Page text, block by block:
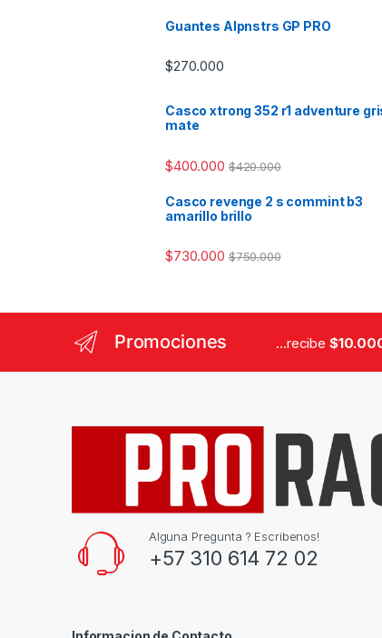
Guantes Alpnstrs GP PRO
$270.000
Casco xtrong 352 r1 adventure
mate
$400.000 $420.000
Casco revenge 2 s commint b3
amarillo brillo
$730.000 $750.000
Promociones ...recibe
Alguna Pregunta ? Escribenos!
+57 310 614 72 02